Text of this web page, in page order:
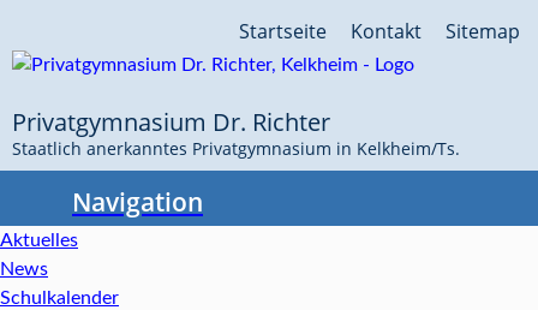
überspringen
Sitemap
Kontakt
Startseite
Privatgymnasium Dr. Richter
Staatlich anerkanntes Privatgymnasium in Kelkheim/Ts.
Navigation
Aktuelles
News
Schulkalender